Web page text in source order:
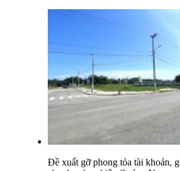
Đề xuất gỡ phong tỏa tài khoản,